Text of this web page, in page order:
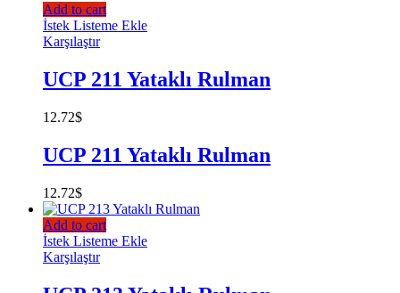
Add to cart
İstek Listeme Ekle
Karşılaştır
UCP 211 Yataklı Rulman
12.72$
UCP 211 Yataklı Rulman
12.72$
Add to cart
İstek Listeme Ekle
Karşılaştır